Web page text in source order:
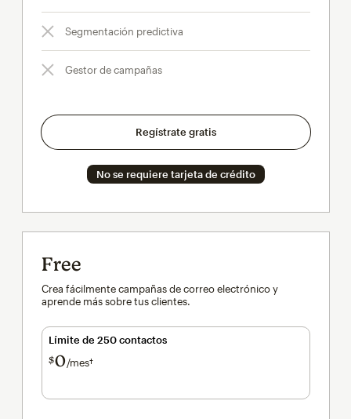
Segmentación predictiva
Gestor de campañas
Regístrate gratis
No se requiere tarjeta de crédito
Free
Crea fácilmente campañas de correo electrónico y
aprende más sobre tus clientes.
Límite de 250 contactos
$0 /mes†al mes†